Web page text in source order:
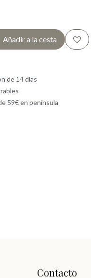
Añadir a la cesta
de 14 días
59€ en península
Contacto